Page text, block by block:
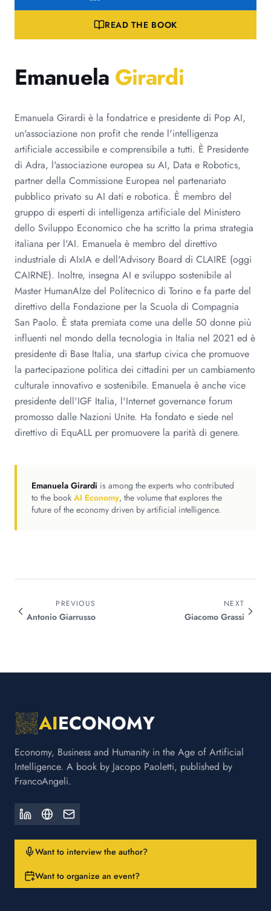
READ THE BOOK
Emanuela Girardi
Emanuela Girardi è la fondatrice e presidente di Pop AI,
un'associazione non profit che rende l'intelligenza
artificiale accessibile e comprensibile a tutti. È Presidente
di Adra, l'associazione europea su AI, Data e Robotics,
partner della Commissione Europea nel partenariato
pubblico privato su AI dati e robotica. È membro del
gruppo di esperti di intelligenza artificiale del Ministero
dello Sviluppo Economico che ha scritto la prima strategia
italiana per l'AI. Emanuela è membro del direttivo
industriale di AIxIA e dell'Advisory Board di CLAIRE (oggi
CAIRNE). Inoltre, insegna AI e sviluppo sostenibile al
Master HumanAIze del Politecnico di Torino e fa parte del
direttivo della Fondazione per la Scuola di Compagnia
San Paolo. È stata premiata come una delle 50 donne più
influenti nel mondo della tecnologia in Italia nel 2021 ed è
presidente di Base Italia, una startup civica che promuove
la partecipazione politica dei cittadini per un cambiamento
culturale innovativo e sostenibile. Emanuela è anche vice
presidente dell'IGF Italia, l'Internet governance forum
promosso dalle Nazioni Unite. Ha fondato e siede nel
direttivo di EquALL per promuovere la parità di genere.
Emanuela Girardi is among the experts who contributed
to the book AI Economy, the volume that explores the
future of the economy driven by artificial intelligence.
PREVIOUS
Antonio Giarrusso
NEXT
Giacomo Grassi
AIECONOMY
Economy, Business and Humanity in the Age of Artificial
Intelligence. A book by Jacopo Paoletti, published by
FrancoAngeli.
Want to interview the author?
Want to organize an event?